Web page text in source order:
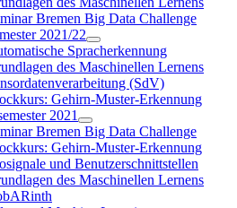
Bremen Big Data Challenge
2021/22
Spracherkennung
des Maschinellen Lernens
(SdV)
Gehirn-Muster-Erkennung
2021
Bremen Big Data Challenge
Gehirn-Muster-Erkennung
und Benutzerschnittstellen
des Maschinellen Lernens